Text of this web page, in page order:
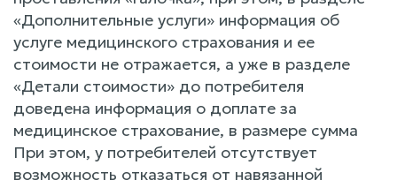
«Дополнительные услуги» информация об
услуге медицинского страхования и ее
стоимости не отражается, а уже в разделе
«Детали стоимости» до потребителя
доведена информация о доплате за
медицинское страхование, в размере сумма
При этом, у потребителей отсутствует
возможность отказаться от навязанной